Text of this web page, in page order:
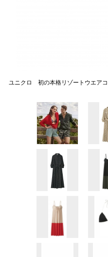
ユニクロ 初の本格リゾートウエア